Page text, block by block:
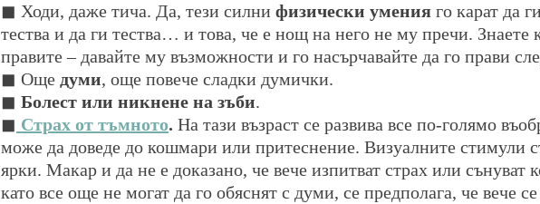
◼ Ходи, даже тича. Да, тези силни физически умения го карат да
тества и да ги тества… и това, че е нощ на него не му пречи. Знаете
правите – давайте му възможности и го насърчавайте да го прави
◼ Още думи, още повече сладки думички.
◼ Болест или никнене на зъби.
◼ Страх от тъмното. На тази възраст се развива все по-голямо
може да доведе до кошмари или притеснение. Визуалните стимули
ярки. Макар и да не е доказано, че вече изпитват страх или сънуват
като все още не могат да го обяснят с думи, се предполага, че вече